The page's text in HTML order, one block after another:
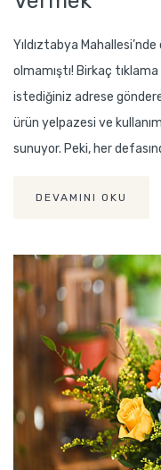
Yıldıztabya
olmamıştı! Birkaç
istediğiniz adrese
ürün yelpazesi ve
sunuyor. Peki, her
DEVAMINI OKU